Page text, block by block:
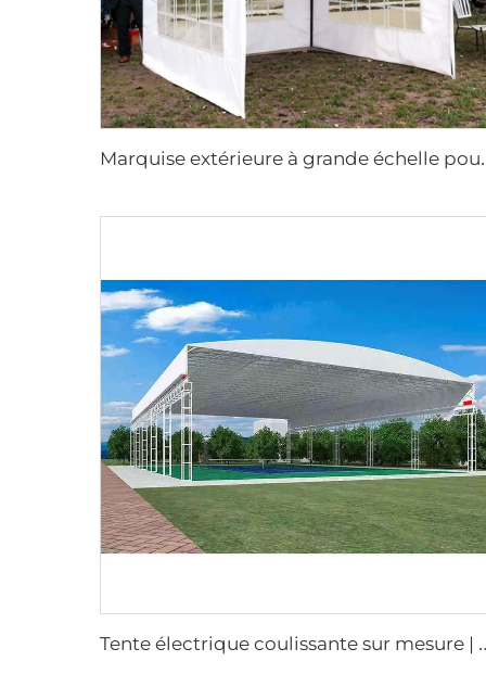
arquise extérieure à
ente électrique coulissante sur mesure |